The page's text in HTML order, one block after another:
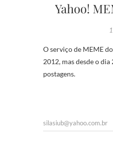
Yahoo!
O serviço de MEME
2012, mas desde o
postagens.
silasiub@yahoo.com.br